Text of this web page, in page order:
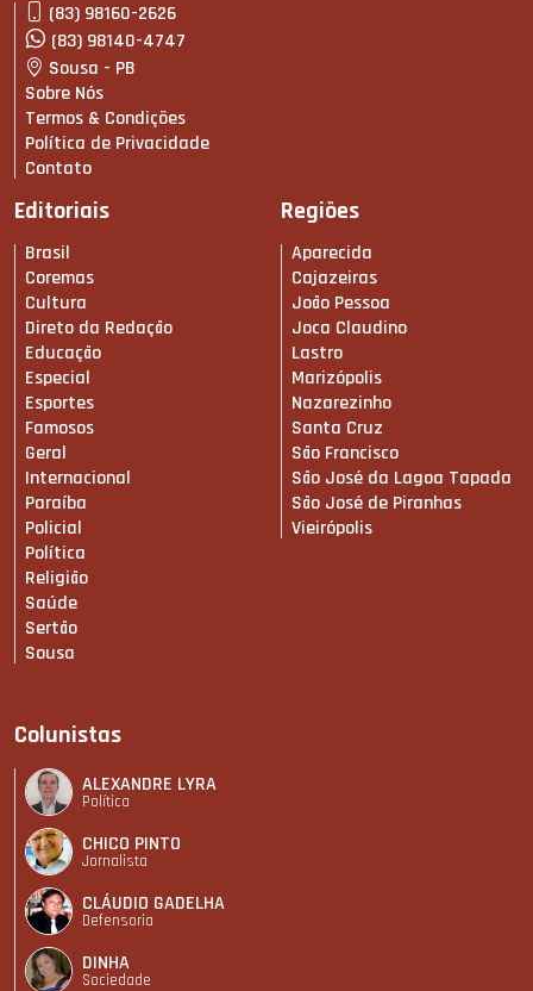
(83) 98160-2626
(83) 98140-4747
Sousa - PB
Sobre Nós
Termos & Condições
Política de Privacidade
Contato
Editoriais
Brasil
Coremas
Cultura
Direto da Redação
Educação
Especial
Esportes
Famosos
Geral
Internacional
Paraíba
Policial
Política
Religião
Saúde
Sertão
Sousa
Regiões
Aparecida
Cajazeiras
João Pessoa
Joca Claudino
Lastro
Marizópolis
Nazarezinho
Santa Cruz
São Francisco
São José da Lagoa Tapada
São José de Piranhas
Vieirópolis
Colunistas
ALEXANDRE LYRA
Política
CHICO PINTO
Jornalista
CLÁUDIO GADELHA
Defensoria
DINHA
Sociedade